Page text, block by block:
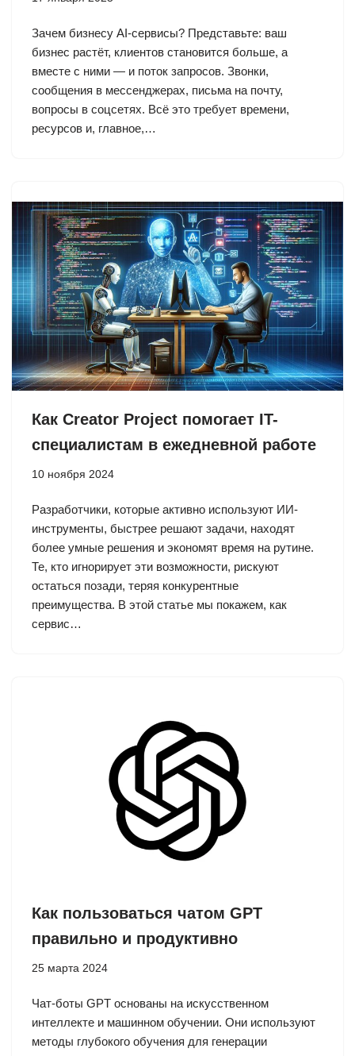
Зачем бизнесу AI-сервисы? Представьте: ваш
бизнес растёт, клиентов становится больше, а
вместе с ними — и поток запросов. Звонки,
сообщения в мессенджерах, письма на почту,
вопросы в соцсетях. Всё это требует времени,
ресурсов и, главное,…
Как Creator Project помогает IT-
специалистам в ежедневной работе
10 ноября 2024
Разработчики, которые активно используют ИИ-
инструменты, быстрее решают задачи, находят
более умные решения и экономят время на рутине.
Те, кто игнорирует эти возможности, рискуют
остаться позади, теряя конкурентные
преимущества. В этой статье мы покажем, как
сервис…
Как пользоваться чатом GPT
правильно и продуктивно
25 марта 2024
Чат-боты GPT основаны на искусственном
интеллекте и машинном обучении. Они используют
методы глубокого обучения для генерации